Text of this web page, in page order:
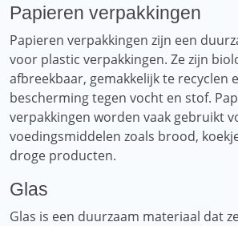
Papieren verpakkingen
Papieren verpakkingen zijn een
voor plastic verpakkingen. Ze zijn
afbreekbaar, gemakkelijk te recyclen
bescherming tegen vocht en stof.
verpakkingen worden vaak gebruikt
voedingsmiddelen zoals brood,
droge producten.
Glas
Glas is een duurzaam materiaal dat